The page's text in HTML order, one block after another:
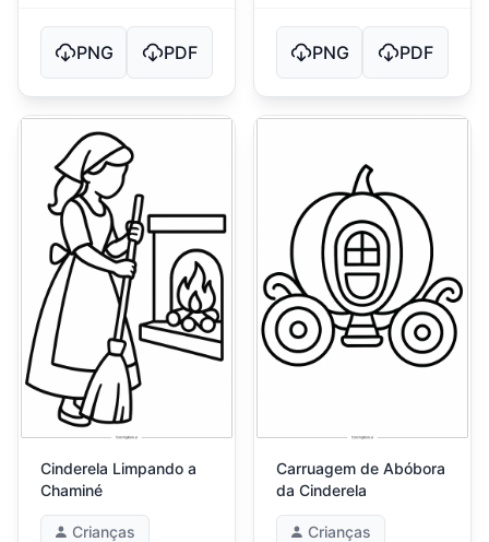
PNG PDF PNG PDF
Cinderela Limpando a
Chaminé
Crianças
Carruagem de Abóbora
da Cinderela
Crianças